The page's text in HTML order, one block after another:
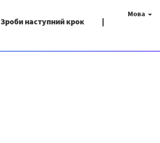
Зроби наступний крок
Мова